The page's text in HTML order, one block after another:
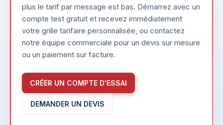
plus le tarif par message est bas. Démarrez avec un
compte test gratuit et recevez immédiatement
votre grille tarifaire personnalisée, ou contactez
notre équipe commerciale pour un devis sur mesure
ou un paiement sur facture.
CRÉER UN COMPTE D'ESSAI
DEMANDER UN DEVIS